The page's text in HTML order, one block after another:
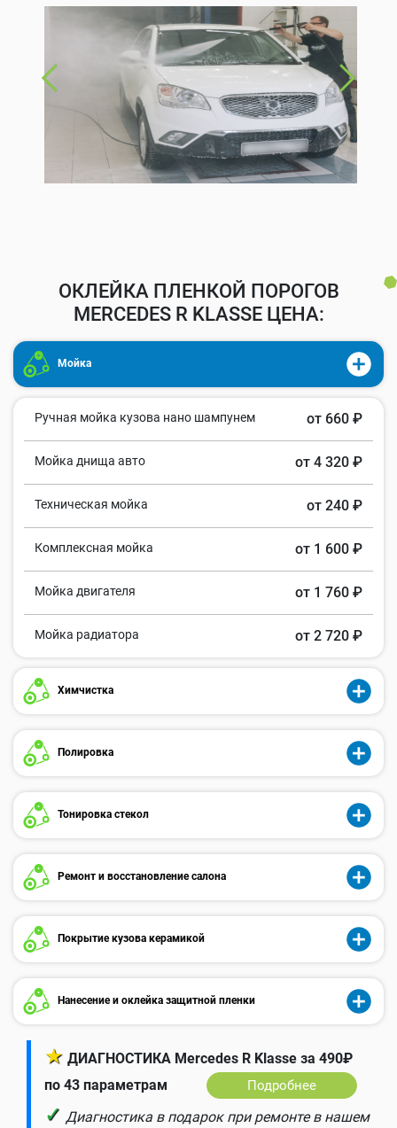
ОКЛЕЙКА ПЛЕНКОЙ ПОРОГОВ
MERCEDES R KLASSE ЦЕНА:
Мойка
Ручная мойка кузова нано шампунем от 660 ₽
Мойка днища авто от 4 320 ₽
Техническая мойка от 240 ₽
Комплексная мойка от 1 600 ₽
Мойка двигателя от 1 760 ₽
Мойка радиатора от 2 720 ₽
Химчистка
Полировка
Тонировка стекол
Ремонт и восстановление салона
Покрытие кузова керамикой
Нанесение и оклейка защитной пленки
★ ДИАГНОСТИКА Mercedes R Klasse за 490₽
по 43 параметрам
Подробнее
✓ Диагностика в подарок при ремонте в нашем